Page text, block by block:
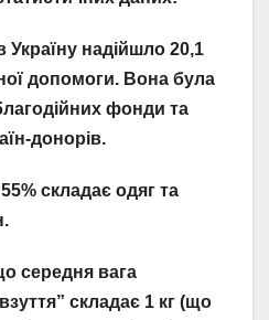
Україну надійшло 20,1
допомоги. Вона була
фонди та
донорів.
складає одяг та
середня вага
складає 1 кг (що